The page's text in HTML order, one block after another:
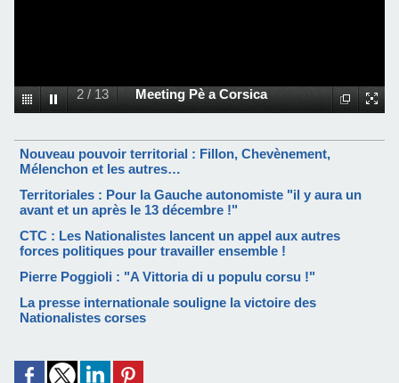
2 / 13 Meeting Pè a Corsica
Nouveau pouvoir territorial : Fillon, Chevènement,
Mélenchon et les autres…
Territoriales : Pour la Gauche autonomiste "il y aura un
avant et un après le 13 décembre !"
CTC : Les Nationalistes lancent un appel aux autres
forces politiques pour travailler ensemble !
Pierre Poggioli : "A Vittoria di u populu corsu !"
La presse internationale souligne la victoire des
Nationalistes corses